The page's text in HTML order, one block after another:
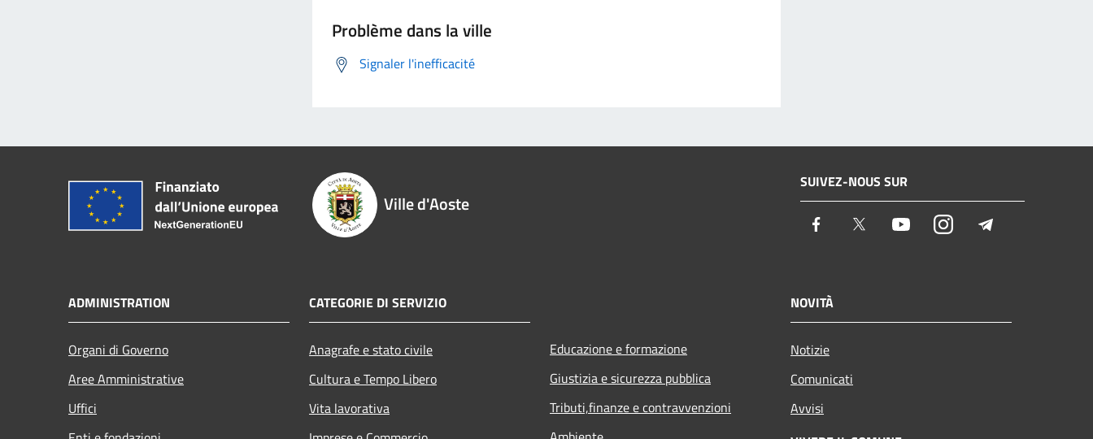
Problème dans la ville
Signaler l'inefficacité
Ville d'Aoste
SUIVEZ-NOUS SUR
Facebook Twitter YoutubeInstagram
ADMINISTRATION
Organi di Governo
Aree Amministrative
Uffici
CATEGORIE DI SERVIZIO
Anagrafe e stato civile
Cultura e Tempo Libero
Vita lavorativa
Educazione e formazione
Giustizia e sicurezza pubblica
Tributi,finanze e contravvenzioni
NOVITÀ
Notizie
Comunicati
Avvisi